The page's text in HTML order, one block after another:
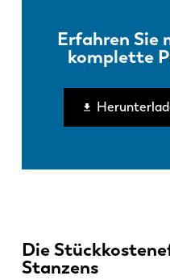
Erfahren Sie
komplette
Die
Stanzens